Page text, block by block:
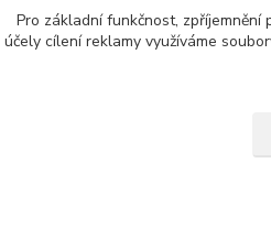
Pro základní funkčnost,
účely cílení reklamy využíváme